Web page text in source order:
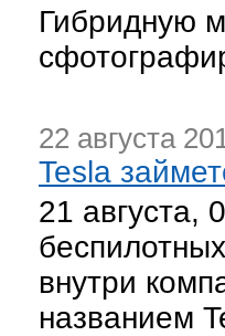
Гибридную
22 августа
Tesla
21 августа,
внутри
названием